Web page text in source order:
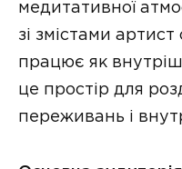
медитативної
зі змістами
працює як
це простір для
переживань і